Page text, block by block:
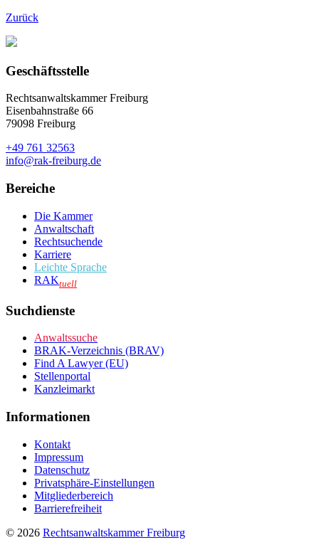
Zurück
Geschäftsstelle
Rechtsanwaltskammer Freiburg
Eisenbahnstraße 66
79098 Freiburg
+49 761 32563
info@rak-freiburg.de
Bereiche
Die Kammer
Anwaltschaft
Rechtsuchende
Karriere
Leichte Sprache
RAKtuell
Suchdienste
Anwaltssuche
BRAK-Verzeichnis (BRAV)
Find A Lawyer (EU)
Stellenportal
Kanzleimarkt
Informationen
Kontakt
Impressum
Datenschutz
Privatsphäre-Einstellungen
Mitgliederbereich
Barrierefreiheit
© 2026 Rechtsanwaltskammer Freiburg